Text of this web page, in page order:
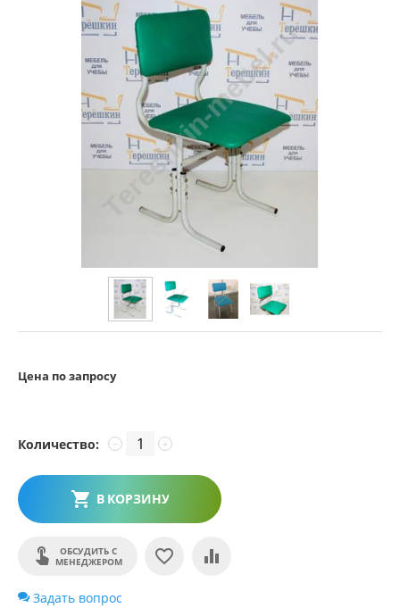
Цена по запросу
Количество: +
−
В КОРЗИНУ
ОБСУДИТЬ С
МЕНЕДЖЕРОМ
Задать вопрос